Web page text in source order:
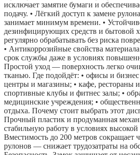
исключает замятие бумаги и
подачу. • Лёгкий доступ к замене
занимает минимум времени. •
дезинфицирующих средств и
регулярно обрабатывать без риска
• Антикоррозийные свойства
срок службы даже в условиях
Простой уход — поверхность легко
тканью. Где подойдёт: • офисы и
центры и магазины; • кафе, рестораны
спортивные клубы и фитнес залы; •
медицинские учреждения; •
отдыха. Почему стоит выбрать этот
Прочный пластик и продуманная
стабильную работу в условиях
Вместимость до 200 метров сокращает
рулонов — снижает трудозатраты на